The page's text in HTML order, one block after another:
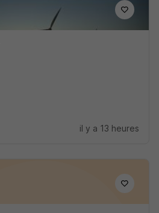
il y a 13 heures